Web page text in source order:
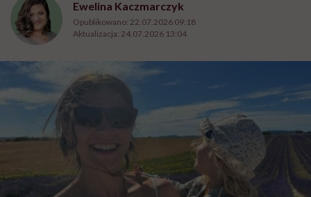
Ewelina Kaczmarczyk
Opublikowano: 22.07.2026 09:18
Aktualizacja: 24.07.2026 13:04